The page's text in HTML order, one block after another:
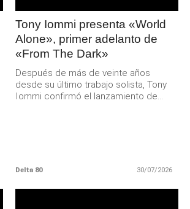
Tony Iommi presenta «World
Alone», primer adelanto de
«From The Dark»
Después de más de veinte años
desde su último trabajo solista, Tony
Iommi confirmó el lanzamiento de...
Delta 80 30/07/2026